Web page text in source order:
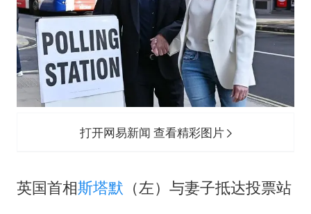
打开网易新闻 查看精彩图片
英国首相斯塔默 （左）与妻子抵达投票站